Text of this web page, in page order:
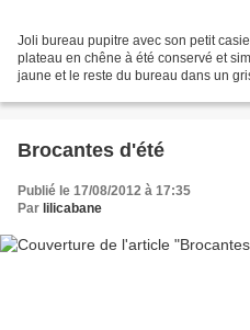
Joli bureau pupitre avec son petit
plateau en chêne à été conservé et
jaune et le reste du bureau dans un
Brocantes d'été
Publié le 17/08/2012 à 17:35
Par lilicabane